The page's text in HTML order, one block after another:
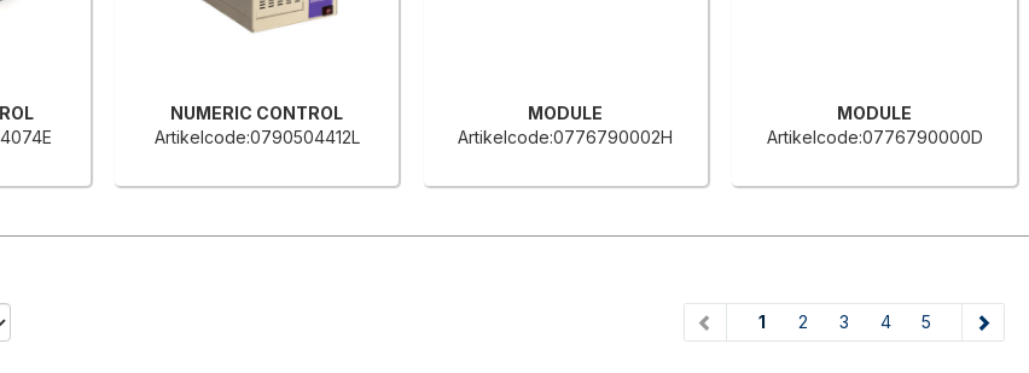
NUMERIC CONTROL
Artikelcode:0790504412L
MODULE
Artikelcode:0776790002H
MODULE
Artikelcode:0776790000D
1 (current)
2 3 4 5